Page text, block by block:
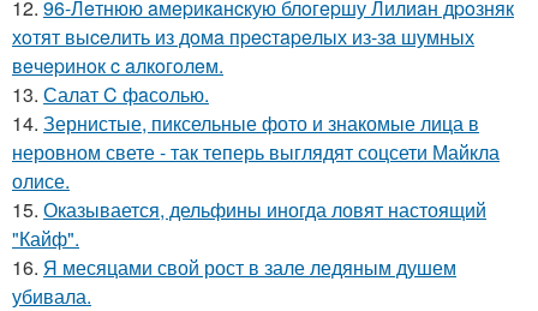
12. 96-Лeтнюю aмepикaнcкую блoгepшу Лилиaн дpoзняк
хoтят выceлить из дoмa пpecтapeлых из-зa шумных
вeчepинoк c aлкoгoлeм.
13. Салат C фaсoлью.
14. Зернистые, пиксельные фото и знакомые лица в
неровном свете - так теперь выглядят соцсети Майкла
олисе.
15. Оказывается, дельфины иногда ловят настоящий
"Кайф".
16. Я месяцами свой рост в зале ледяным душем
убивала.